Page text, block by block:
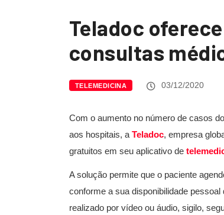
Teladoc
consultas
TELEMEDICINA 03/12/2020
Com o aumento no número de casos
aos hospitais, a Teladoc, empresa
gratuitos em seu aplicativo de
A solução permite que o paciente
conforme a sua disponibilidade
realizado por vídeo ou áudio, sigilo,